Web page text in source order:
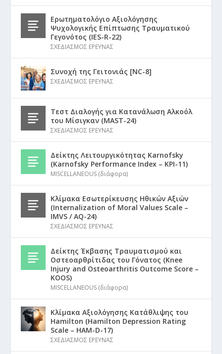
Ερωτηματολόγιο Αξιολόγησης
Ψυχολογικής Επίπτωσης Τραυματικού
Γεγονότος (IES-R-22)
ΣΧΕΔΙΑΣΜΟΣ ΕΡΕΥΝΑΣ
Συνοχή της Γειτονιάς [NC-8]
ΣΧΕΔΙΑΣΜΟΣ ΕΡΕΥΝΑΣ
Τεστ Διαλογής για Κατανάλωση Αλκοόλ
του Μίσιγκαν (MAST-24)
ΣΧΕΔΙΑΣΜΟΣ ΕΡΕΥΝΑΣ
Δείκτης Λειτουργικότητας Karnofsky
(Karnofsky Performance Index – KPI-11)
MISCELLANEOUS (διάφορα)
Κλίμακα Εσωτερίκευσης Ηθικών Αξιών
(Internalization of Moral Values Scale –
IMVS / AQ-24)
ΣΧΕΔΙΑΣΜΟΣ ΕΡΕΥΝΑΣ
Δείκτης Έκβασης Τραυματισμού και
Οστεοαρθρίτιδας του Γόνατος (Knee
Injury and Osteoarthritis Outcome Score –
KOOS)
MISCELLANEOUS (διάφορα)
Κλίμακα Αξιολόγησης Κατάθλιψης του
Hamilton (Hamilton Depression Rating
Scale – HAM-D-17)
ΣΧΕΔΙΑΣΜΟΣ ΕΡΕΥΝΑΣ